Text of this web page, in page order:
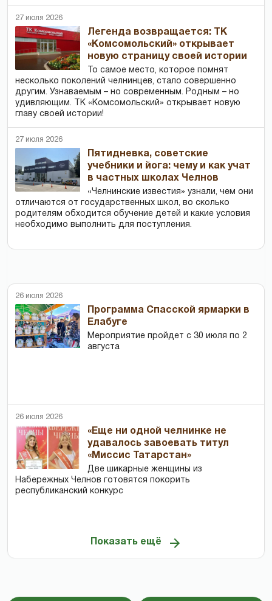
27 июля 2026
Легенда возвращается: ТК
«Комсомольский» открывает
новую страницу своей истории
То самое место, которое помнят
несколько поколений челнинцев, стало совершенно
другим. Узнаваемым – но современным. Родным – но
удивляющим. ТК «Комсомольский» открывает новую
главу своей истории!
27 июля 2026
Пятидневка, советские
учебники и йога: чему и как учат
в частных школах Челнов
«Челнинские известия» узнали, чем они
отличаются от государственных школ, во сколько
родителям обходится обучение детей и какие условия
необходимо выполнить для поступления.
26 июля 2026
Программа Спасской ярмарки в
Елабуге
Мероприятие пройдет с 30 июля по 2
августа
26 июля 2026
«Еще ни одной челнинке не
удавалось завоевать титул
«Миссис Татарстан»
Две шикарные женщины из
Набережных Челнов готовятся покорить
республиканский конкурс
Показать ещё